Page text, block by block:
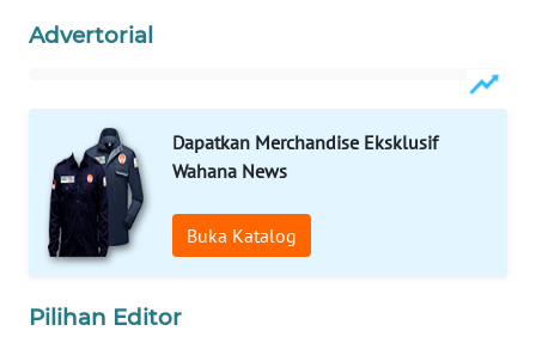
Advertorial
Dapatkan Merchandise Eksklusif
Wahana News
Buka Katalog
Pilihan Editor
WAHANANEWS
CO ID
WAHANANEWS
NET